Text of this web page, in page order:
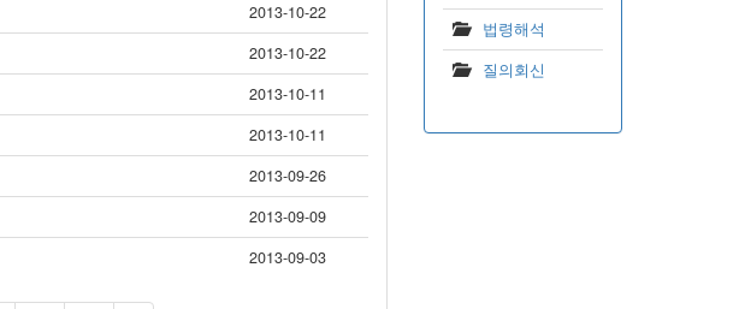
2013-10-22
2013-10-22
2013-10-11
2013-10-11
2013-09-26
2013-09-09
2013-09-03
법령해석
질의회신